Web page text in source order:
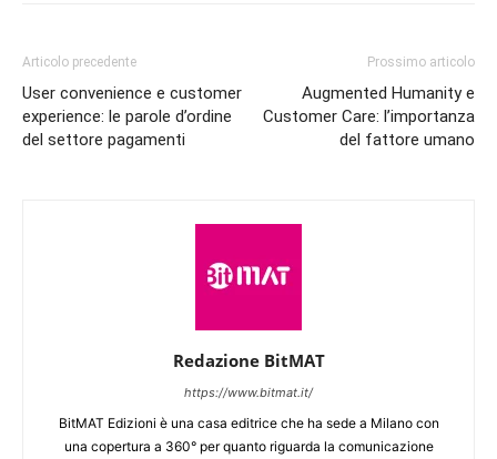
Articolo precedente
User convenience e customer
experience: le parole d’ordine
del settore pagamenti
Prossimo articolo
Augmented Humanity e
Customer Care: l’importanza
del fattore umano
Redazione BitMAT
https://www.bitmat.it/
BitMAT Edizioni è una casa editrice che ha sede a Milano con
una copertura a 360° per quanto riguarda la comunicazione